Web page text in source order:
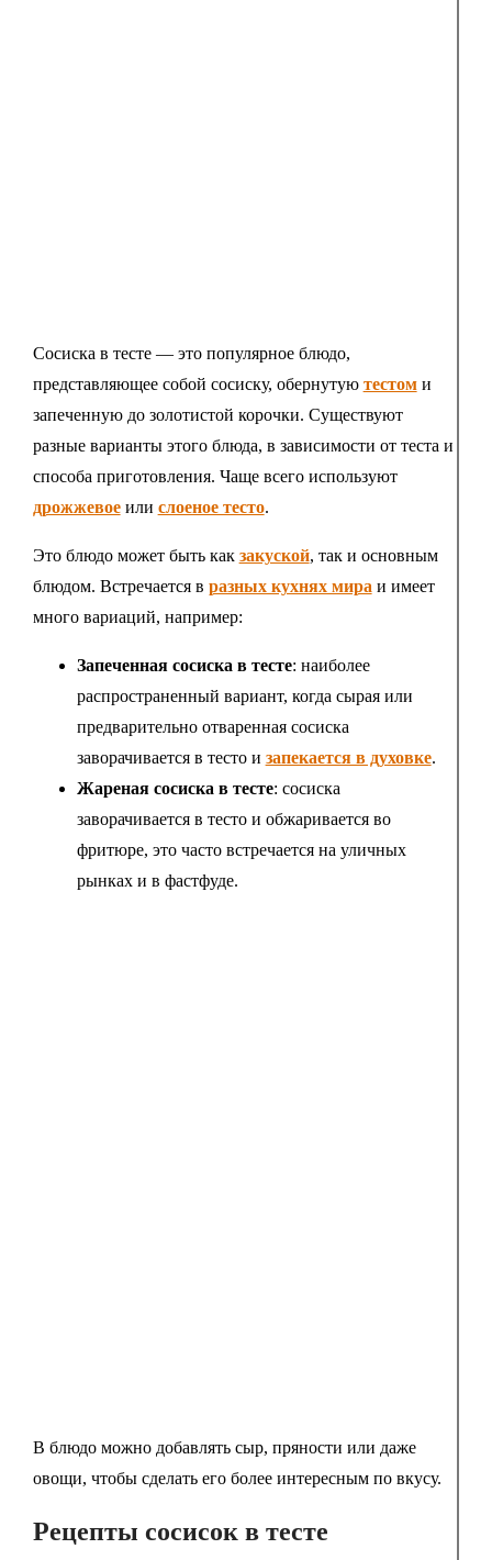
Сосиска в тесте — это популярное блюдо,
представляющее собой сосиску, обернутую тестоми
запеченную до золотистой корочки. Существуют
разные варианты этого блюда, в зависимости от теста и
способа приготовления. Чаще всего используют
дрожжевоеили слоеное тесто.
Это блюдо может быть как закуской, так и основным
блюдом. Встречается в разных кухнях мира и имеет
много вариаций, например:
Запеченная сосиска в тесте: наиболее
распространенный вариант, когда сырая или
предварительно отваренная сосиска
заворачивается в тесто и запекается в духовке.
Жареная сосиска в тесте: сосиска
заворачивается в тесто и обжаривается во
фритюре, это часто встречается на уличных
рынках и в фастфуде.
В блюдо можно добавлять сыр, пряности или даже
овощи, чтобы сделать его более интересным по вкусу.
Рецепты сосисок в тесте